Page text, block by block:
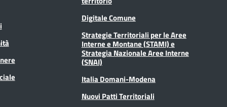
Digitale Comune
Strategie Territoriali per le Aree
Interne e Montane (STAMI) e
Strategia Nazionale Aree Interne
(SNAI)
Italia Domani-Modena
Nuovi Patti Territoriali